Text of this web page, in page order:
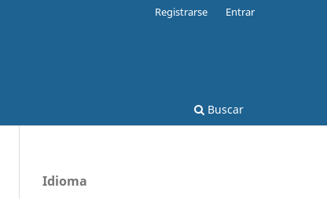
Buscar
Registrarse Entrar
Idioma